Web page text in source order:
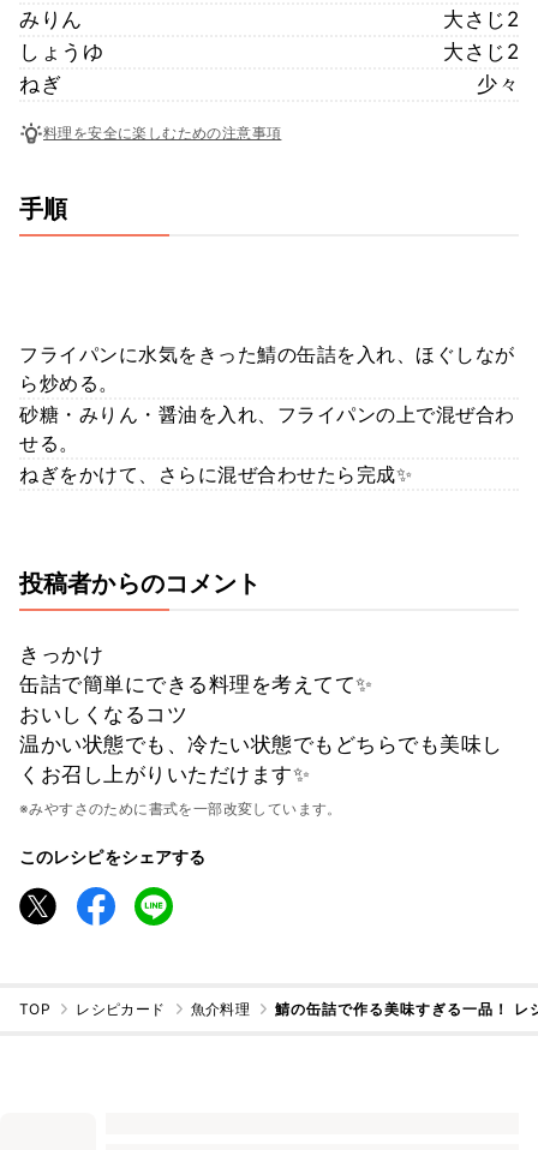
みりん
大さじ2
しょうゆ
大さじ2
ねぎ
少々
料理を安全に楽しむための注意事項
手順
フライパンに水気をきった鯖の缶詰を入れ、ほぐしなが
ら炒める。
砂糖・みりん・醤油を入れ、フライパンの上で混ぜ合わ
せる。
ねぎをかけて、さらに混ぜ合わせたら完成✨
投稿者からのコメント
きっかけ
缶詰で簡単にできる料理を考えてて✨
おいしくなるコツ
温かい状態でも、冷たい状態でもどちらでも美味し
くお召し上がりいただけます✨
※みやすさのために書式を一部改変しています。
このレシピをシェアする
TOP レシピカード 魚介料理 鯖の缶詰で作る美味すぎる一品！ レ